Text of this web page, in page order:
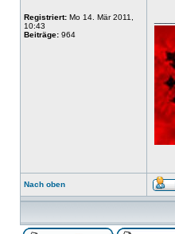
Registriert: Mo 14. Mär 2011,
10:43
Beiträge: 964
Nach oben